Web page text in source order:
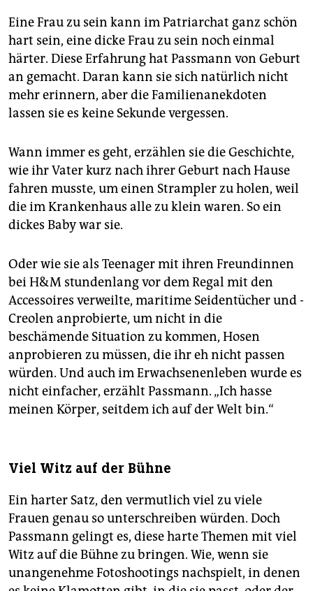
Eine Frau zu sein kann im Patriarchat ganz schön
hart sein, eine dicke Frau zu sein noch einmal
härter. Diese Erfahrung hat Passmann von Geburt
an gemacht. Daran kann sie sich natürlich nicht
mehr erinnern, aber die Fa­mi­lien­anek­do­ten
lassen sie es keine Sekunde vergessen.
Wann immer es geht, erzählen sie die Geschichte,
wie ihr Vater kurz nach ihrer Geburt nach Hause
fahren musste, um einen Strampler zu holen, weil
die im Krankenhaus alle zu klein waren. So ein
dickes Baby war sie.
Oder wie sie als Teenager mit ihren Freundinnen
bei H&M stundenlang vor dem Regal mit den
Accessoires verweilte, maritime Seidentücher und ­
Creolen anprobierte, um nicht in die
beschämende Situation zu kommen, Hosen
anprobieren zu müssen, die ihr eh nicht passen
würden. Und auch im Erwachsenenleben wurde es
nicht einfacher, erzählt Passmann. „Ich hasse
meinen Körper, seitdem ich auf der Welt bin.“
Viel Witz auf der Bühne
Ein harter Satz, den vermutlich viel zu viele
Frauen genau so unterschreiben würden. Doch
Passmann gelingt es, diese harte Themen mit viel
Witz auf die Bühne zu bringen. Wie, wenn sie
unangenehme Foto­shootings nachspielt, in denen